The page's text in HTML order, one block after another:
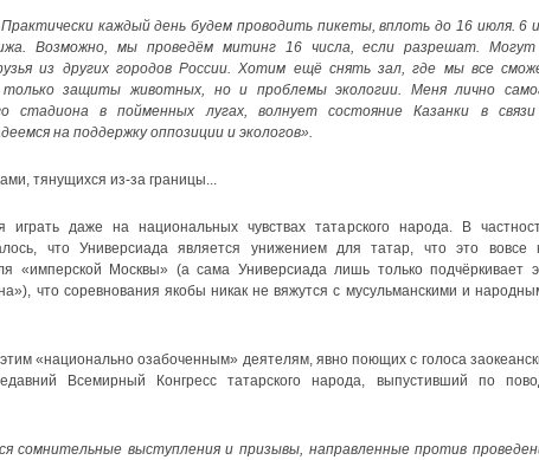
каждый день будем проводить пикеты, вплоть до 16 июля. 6
Возможно, мы проведём митинг 16 числа, если разрешат.
из других городов России. Хотим ещё снять зал, где мы все
защиты животных, но и проблемы экологии. Меня лично
стадиона в пойменных лугах, волнует состояние Казанки в
на поддержку оппозиции и экологов».
тянущихся из-за границы...
играть даже на национальных чувствах татарского народа. В
что Универсиада является унижением для татар, что это вовсе
«имперской Москвы» (а сама Универсиада лишь только подчёркивает
что соревнования якобы никак не вяжутся с мусульманскими и
«национально озабоченным» деятелям, явно поющих с голоса
Всемирный Конгресс татарского народа, выпустивший по
сомнительные выступления и призывы, направленные против